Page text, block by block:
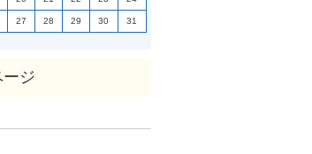
27 28 29 30
31